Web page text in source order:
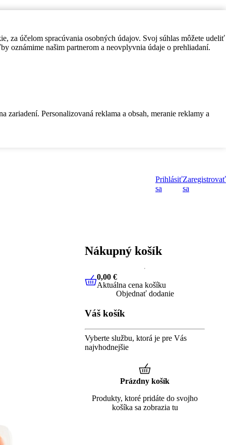
za účelom spracúvania osobných údajov. Svoj súhlas môžete udeliť
oznámime našim partnerom a neovplyvnia údaje o prehliadaní.
Personalizovaná reklama a obsah, meranie reklamy a
Prihlásiť
sa
Zaregistrovať
sa
Nákupný košík
0,00 €Aktuálna cena košíku
0,00 €
Aktuálna cena košíku
Objednať dodanie
Váš košík
Vyberte službu, ktorá je pre Vás
najvhodnejšie
Prázdny košík
Produkty, ktoré pridáte do svojho
košíka sa zobrazia tu